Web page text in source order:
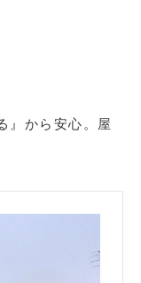
』から安心。屋